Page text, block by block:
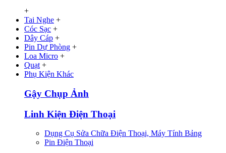
+
Tai Nghe +
Cóc Sạc +
Dây Cáp +
Pin Dự Phòng +
Loa Micro +
Quạt +
Phụ Kiện Khác
Gậy Chụp Ảnh
Linh Kiện Điện Thoại
Dụng Cụ Sửa Chữa Điện Thoại, Máy Tính Bảng
Pin Điện Thoại